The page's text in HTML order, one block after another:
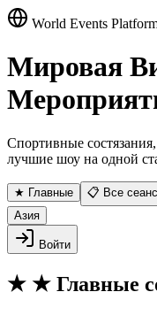
World Events
Мировая
Спортивные
лучшие шоу на одной
★ Главные 📋 Все
Азия
Войти
★ ★ Главные